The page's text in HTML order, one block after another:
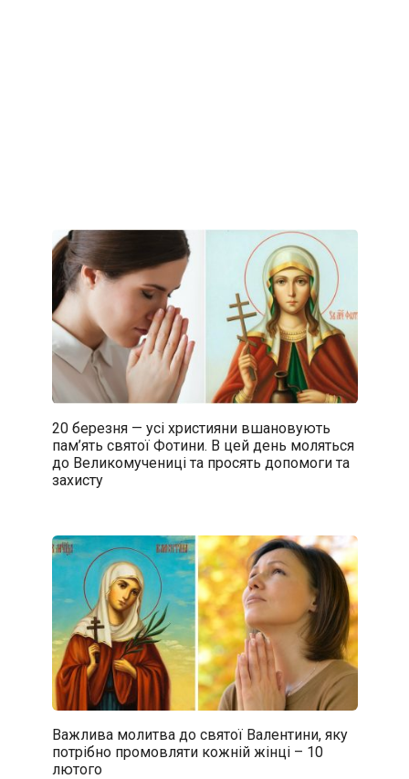
20 березня — усі християни вшановують
пам’ять святої Фотини. В цей день моляться
до Великомучениці та просять допомоги та
захисту
Важлива молитва до святої Валентини, яку
потрібно промовляти кожній жінці – 10
лютого